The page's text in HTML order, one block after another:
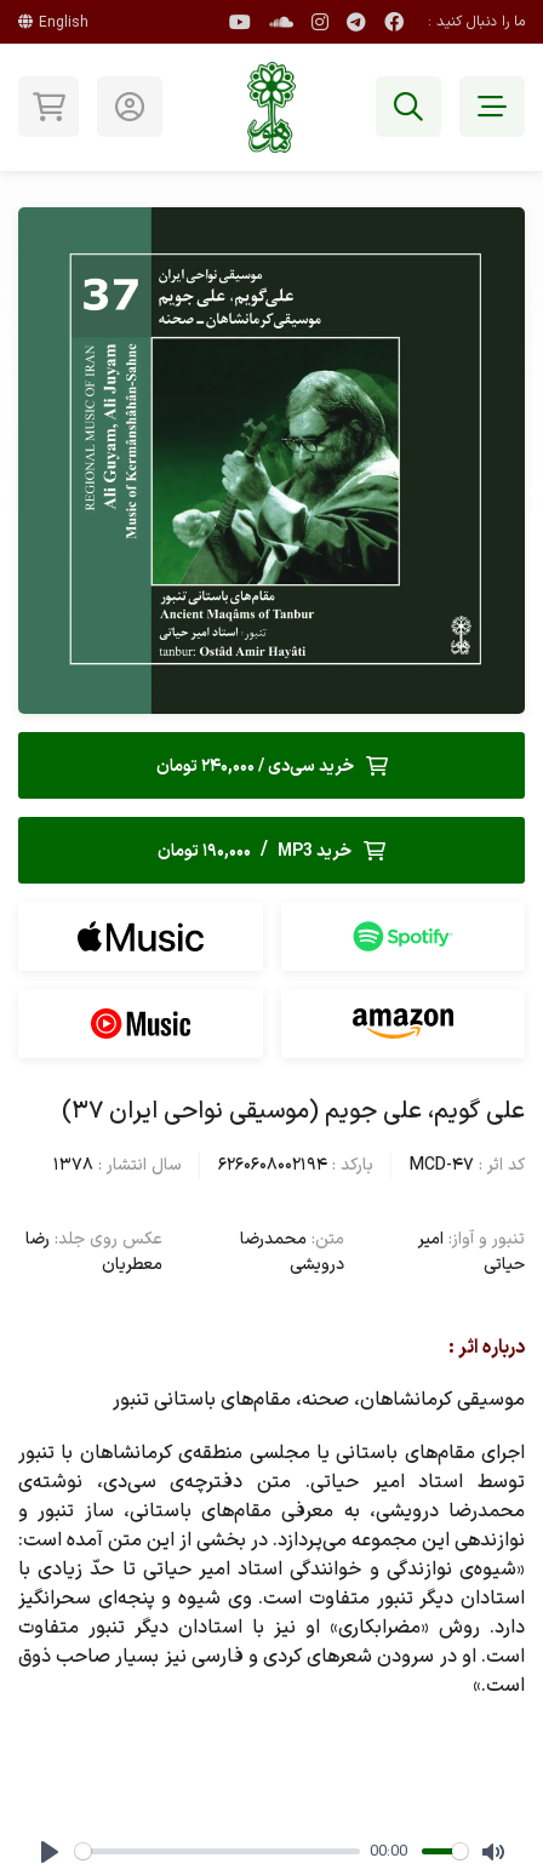
ما را دنبال کنید : English
خرید سی‌دی / 240,000 تومان
خرید MP3 / 190,000 تومان
علی گویم، علی جویم (موسیقی نواحی ایران ۳۷)
کد اثر : MCD-47 بارکد : 6260608002194 سال انتشار : 1378
تنبور و آواز: امیر
حیاتی
متن: محمدرضا
درویشی
عکس روی جلد: رضا
معطریان
درباره اثر :
موسیقی کرمانشاهان، صحنه، مقام‌های باستانی تنبور
اجرای مقام‌های باستانی يا مجلسی منطقه‌ی کرمانشاهان با تنبور
توسط استاد امير حياتی. متن دفترچه‌ی سی‌دی، نوشته‌ی
محمدرضا درويشی، به معرفی مقام‌های باستانی، ساز تنبور و
نوازنده‏ی اين مجموعه می‌پردازد. در بخشی از اين متن آمده است:
«شيوه‌ی نوازندگی و خوانندگی استاد امير حياتی تا حدّ زيادی با
استادان ديگر تنبور متفاوت است. وی شيوه و پنجه‌ای سحرانگيز
دارد. روش «مضراب‏کاری» او نيز با استادان ديگر تنبور متفاوت
است. او در سرودن شعرهای کردی و فارسی نيز بسيار صاحب ذوق
است.»
00:00